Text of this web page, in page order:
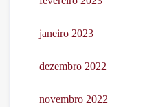
janeiro 2023
dezembro 2022
novembro 2022